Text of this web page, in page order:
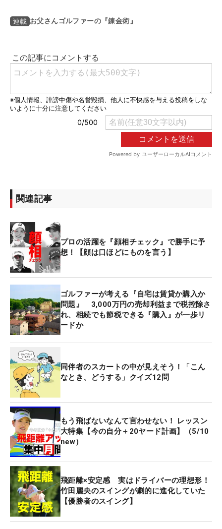
連載 お父さんゴルファーの『錬金術』
関連記事
プロの活躍を『顔相チェック』で勝手に予
想！【顔は口ほどにものを言う】
ゴルファーが考える『自宅は賃貸か購入か
問題』 3,000万円の売却利益まで税控除さ
れ、相続でも節税できる『購入』が一歩リ
ードか
同伴者のスカートの中が見えそう！「こん
なとき、どうする」クイズ12問
もう飛ばないなんて言わせない！ レッスン
大特集【今の自分＋20ヤード計画】（5/10
new）
飛距離×安定感 実はドライバーの理想形！
竹田麗央のスイングが劇的に進化していた
【優勝者のスイング】